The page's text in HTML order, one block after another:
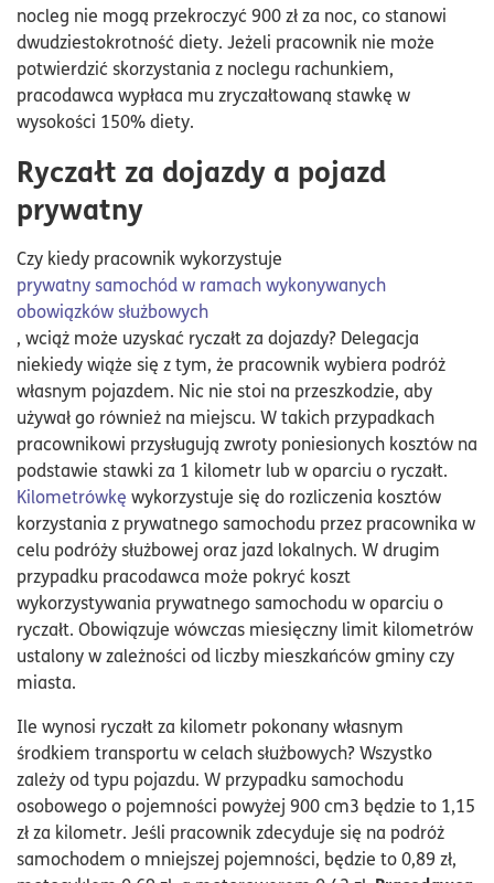
nocleg nie mogą przekroczyć 900 zł za noc, co stanowi
dwudziestokrotność diety. Jeżeli pracownik nie może
potwierdzić skorzystania z noclegu rachunkiem,
pracodawca wypłaca mu zryczałtowaną stawkę w
wysokości 150% diety.
Ryczałt za dojazdy a pojazd
prywatny
Czy kiedy pracownik wykorzystuje
prywatny samochód w ramach wykonywanych
obowiązków służbowych
, wciąż może uzyskać ryczałt za dojazdy? Delegacja
niekiedy wiąże się z tym, że pracownik wybiera podróż
własnym pojazdem. Nic nie stoi na przeszkodzie, aby
używał go również na miejscu. W takich przypadkach
pracownikowi przysługują zwroty poniesionych kosztów na
podstawie stawki za 1 kilometr lub w oparciu o ryczałt.
Kilometrówkę wykorzystuje się do rozliczenia kosztów
korzystania z prywatnego samochodu przez pracownika w
celu podróży służbowej oraz jazd lokalnych. W drugim
przypadku pracodawca może pokryć koszt
wykorzystywania prywatnego samochodu w oparciu o
ryczałt. Obowiązuje wówczas miesięczny limit kilometrów
ustalony w zależności od liczby mieszkańców gminy czy
miasta.
Ile wynosi ryczałt za kilometr pokonany własnym
środkiem transportu w celach służbowych? Wszystko
zależy od typu pojazdu. W przypadku samochodu
osobowego o pojemności powyżej 900 cm3 będzie to 1,15
zł za kilometr. Jeśli pracownik zdecyduje się na podróż
samochodem o mniejszej pojemności, będzie to 0,89 zł,